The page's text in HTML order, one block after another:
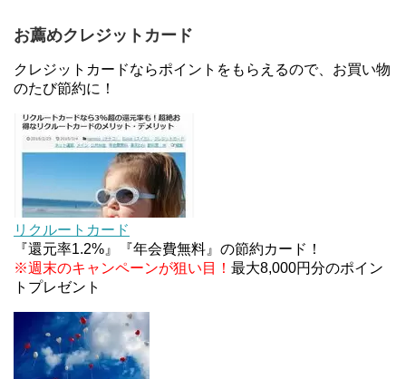
JCBカードWでApple Pay追加時のナビダイヤル
0570を回避する方法
住信SBIネット銀行のデビットカードPoint＋で最大
2%還元！V NEOバンクデビットとどっちが良い？
条件などまとめ
マイナンバーカードの点字っている？デメリット3
お薦めクレジットカード
クレジットカードならポイントをもらえるので、お買い物
のたび節約に！
リクルートカード
『還元率1.2%』『年会費無料』の節約カード！
※週末のキャンペーンが狙い目！ 最大8,000円分のポイン
トプレゼント